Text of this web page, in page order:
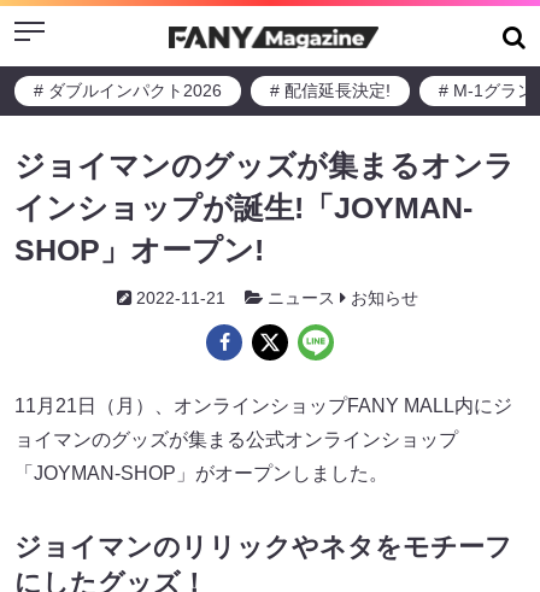
Menu
# ダブルインパクト2026 # 配信延長決定! # M-1グラン
ジョイマンのグッズが集まるオンラ
インショップが誕生!「JOYMAN-
SHOP」オープン!
2022-11-21 ニュース お知らせ
11月21日（月）、オンラインショップFANY MALL内にジ
ョイマンのグッズが集まる公式オンラインショップ
「JOYMAN-SHOP」がオープンしました。
ジョイマンのリリックやネタをモチーフ
にしたグッズ！